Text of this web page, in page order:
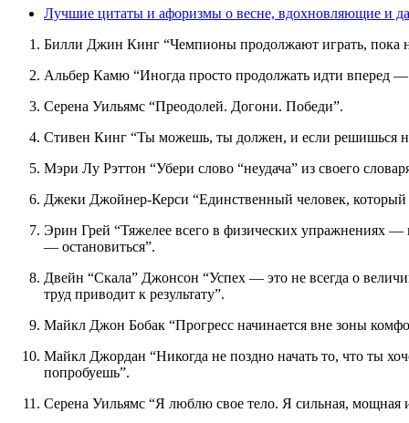
Лучшие цитаты и афоризмы о весне, вдохновляющие и
Билли Джин Кинг “Чемпионы продолжают играть, пока
Альбер Камю “Иногда просто продолжать идти вперед
Серена Уильямс “Преодолей. Догони. Победи”.
Стивен Кинг “Ты можешь, ты должен, и если решишься
Мэри Лу Рэттон “Убери слово “неудача” из своего
Джеки Джойнер-Керси “Единственный человек,
Эрин Грей “Тяжелее всего в физических упражнениях — начать. Когда это становится привычкой, труднее всего
— остановиться”.
Двейн “Скала” Джонсон “Успех — это не всегда о величии. Это о последовательности. Постоянный упорный
труд приводит к результату”.
Майкл Джон Бобак “Прогресс начинается вне зоны
Майкл Джордан “Никогда не поздно начать то, что ты хочешь сделать. Ты не знаешь, на что способен, пока не
попробуешь”.
Серена Уильямс “Я люблю свое тело. Я сильная, мощная